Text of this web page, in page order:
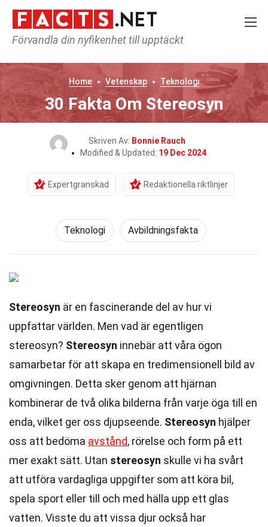
Förvandla din nyfikenhet till upptäckt
Home Vetenskap Teknologi
30 Fakta Om Stereosyn
Skriven Av: Bonnie Rauch
Modified & Updated: 19 Dec 2024
Expertgranskad Redaktionella riktlinjer
Teknologi Avbildningsfakta
Stereosyn är en fascinerande del av hur vi
uppfattar världen. Men vad är egentligen
stereosyn? Stereosyn innebär att våra ögon
samarbetar för att skapa en tredimensionell bild av
omgivningen. Detta sker genom att hjärnan
kombinerar de två olika bilderna från varje öga till en
enda, vilket ger oss djupseende. Stereosyn hjälper
oss att bedöma avstånd, rörelse och form på ett
mer exakt sätt. Utan stereosyn skulle vi ha svårt
att utföra vardagliga uppgifter som att köra bil,
spela sport eller till och med hälla upp ett glas
vatten. Visste du att vissa djur också har